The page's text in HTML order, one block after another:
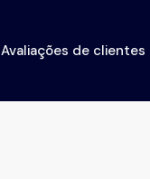
Avaliações de clientes